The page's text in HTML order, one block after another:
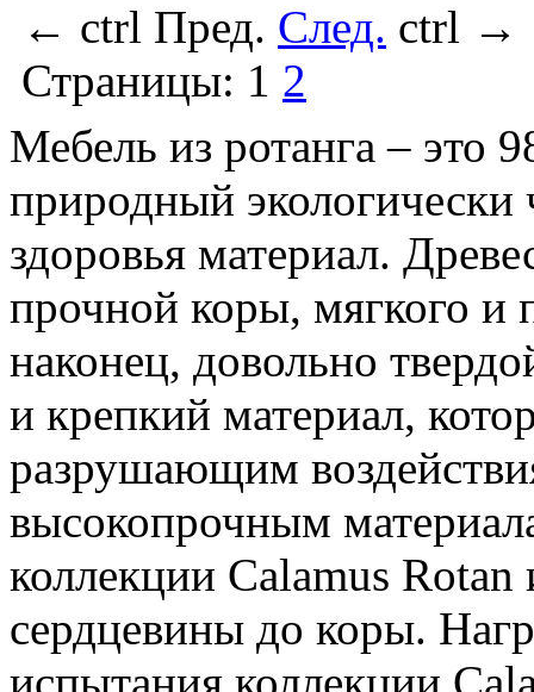
← ctrl Пред. След. ctrl →
Страницы: 1 2
Мебель из ротанга – это
природный
здоровья материал.
прочной коры, мягкого и
наконец, довольно
и крепкий материал,
разрушающим
высокопрочным
коллекции Calamus Rotan
сердцевины до коры.